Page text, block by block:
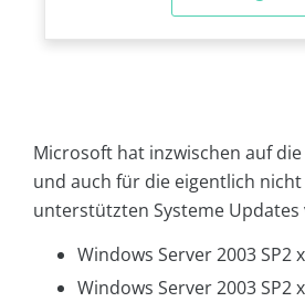
Microsoft hat inzwischen auf
und auch für die eigentlich
unterstützten Systeme
Windows Server 2003 SP2
Windows Server 2003 SP2